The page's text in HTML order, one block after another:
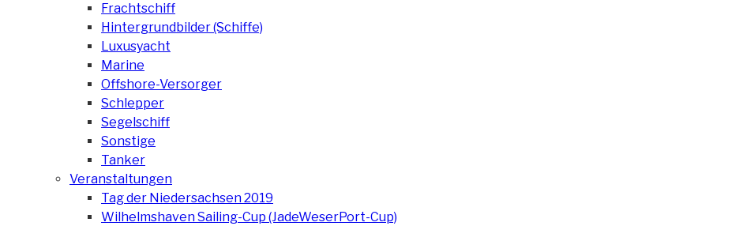
Frachtschiff
Hintergrundbilder (Schiffe)
Luxusyacht
Marine
Offshore-Versorger
Schlepper
Segelschiff
Sonstige
Tanker
Veranstaltungen
Tag der Niedersachsen 2019
Wilhelmshaven Sailing-Cup (JadeWeserPort-Cup)